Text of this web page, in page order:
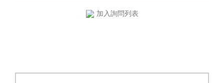
加入詢問列表